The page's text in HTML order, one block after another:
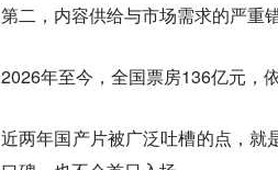
第二，内容供给与市场需求的严重错
2026年至今，全国票房136亿元，
近两年国产片被广泛吐槽的点，就